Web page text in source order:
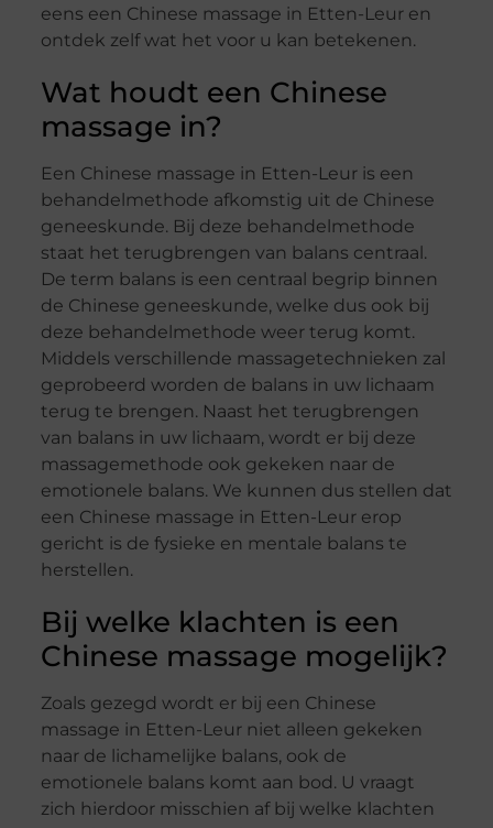
eens een Chinese massage in Etten-Leur en
ontdek zelf wat het voor u kan betekenen.
Wat houdt een Chinese
massage in?
Een Chinese massage in Etten-Leur is een
behandelmethode afkomstig uit de Chinese
geneeskunde. Bij deze behandelmethode
staat het terugbrengen van balans centraal.
De term balans is een centraal begrip binnen
de Chinese geneeskunde, welke dus ook bij
deze behandelmethode weer terug komt.
Middels verschillende massagetechnieken zal
geprobeerd worden de balans in uw lichaam
terug te brengen. Naast het terugbrengen
van balans in uw lichaam, wordt er bij deze
massagemethode ook gekeken naar de
emotionele balans. We kunnen dus stellen dat
een Chinese massage in Etten-Leur erop
gericht is de fysieke en mentale balans te
herstellen.
Bij welke klachten is een
Chinese massage mogelijk?
Zoals gezegd wordt er bij een Chinese
massage in Etten-Leur niet alleen gekeken
naar de lichamelijke balans, ook de
emotionele balans komt aan bod. U vraagt
zich hierdoor misschien af bij welke klachten